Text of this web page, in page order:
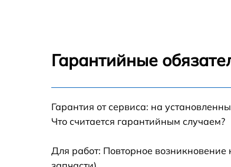
Замена микрофона Microsoft Lumia
Dual Sim
Dual Sim
Гарантийные
Гарантия от сервиса: на
Что считается гарантийным случаем?
Для работ: Повторное